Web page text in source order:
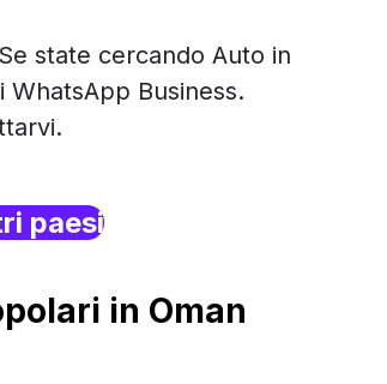
state cercando Auto in
Business.
paesi
in Oman